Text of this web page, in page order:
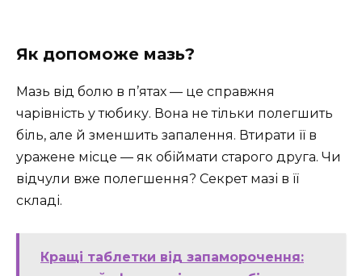
Як допоможе мазь?
Мазь від болю в п’ятах — це справжня
чарівність у тюбику. Вона не тільки полегшить
біль, але й зменшить запалення. Втирати її в
уражене місце — як обіймати старого друга. Чи
відчули вже полегшення? Секрет мазі в її
складі.
Кращі таблетки від запаморочення: